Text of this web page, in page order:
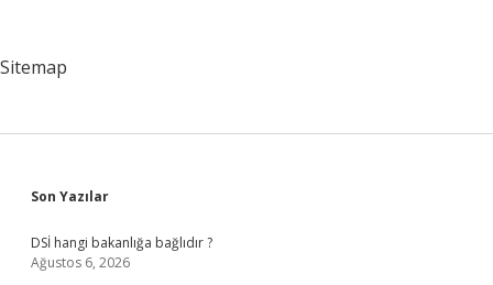
Sitemap
Sidebar
Son Yazılar
DSİ hangi bakanlığa bağlıdır ?
Ağustos 6, 2026